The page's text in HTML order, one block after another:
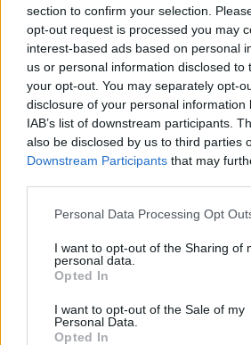
section to confirm your selection.
opt-out request is processed you may
interest-based ads based on personal
us or personal information disclosed to
your opt-out. You may separately opt-
disclosure of your personal information
IAB’s list of downstream participants.
also be disclosed by us to third parties
Downstream Participants that may
Personal Data Processing Opt
I want to opt-out of the Sharing of
personal data.
Opted In
I want to opt-out of the Sale of my
Personal Data.
Opted In